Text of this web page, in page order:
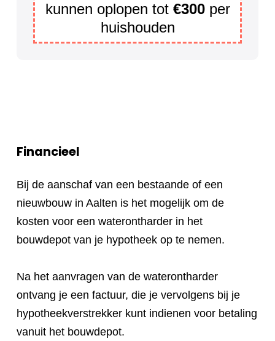
kunnen oplopen tot €300 per
huishouden
Financieel
Bij de aanschaf van een bestaande of een
nieuwbouw in Aalten is het mogelijk om de
kosten voor een waterontharder in het
bouwdepot van je hypotheek op te nemen.
Na het aanvragen van de waterontharder
ontvang je een factuur, die je vervolgens bij je
hypotheekverstrekker kunt indienen voor betaling
vanuit het bouwdepot.